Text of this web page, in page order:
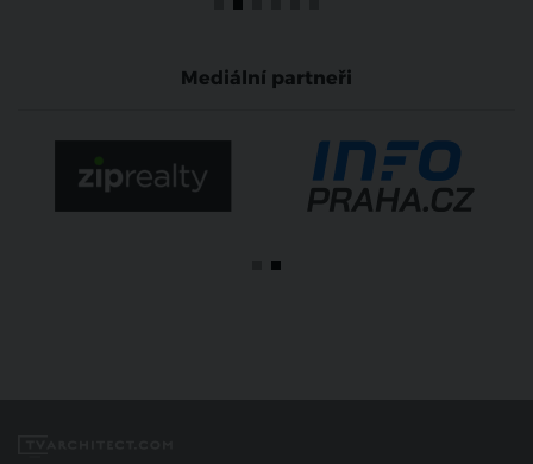
Mediální partneři